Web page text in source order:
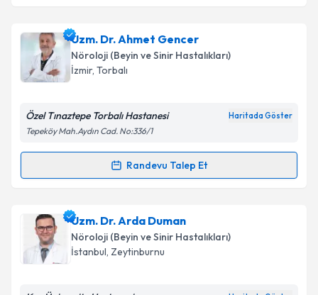
Uzm. Dr. Murat Bulkan için randevu takvimi talebi
oluşturun. Size bu uzmandan randevu almanız için bir
takvim hazırlandığında e-posta ile bilgilendireceğiz.
Kişisel verilerimin işlenmesine ilişkin
Metni'ni okudum ve kişisel verilerimin belirtilen
Takvim Talebini Gönder
Uzm. Dr. Ahmet Gencer
Nöroloji (Beyin ve Sinir Hastalıkları)
İzmir, Torbalı
Özel Tınaztepe Torbalı Hastanesi Haritada Göster
Tepeköy Mah.Aydın Cad. No:336/1
Randevu Talep Et
Randevu Takvimi Talebi
Uzm. Dr. Ahmet Genceriçin randevu takvimi talebi
oluşturun. Size bu uzmandan randevu almanız için bir
takvim hazırlandığında e-posta ile bilgilendireceğiz.
Uzm. Dr. Arda Duman
Nöroloji (Beyin ve Sinir Hastalıkları)
İstanbul, Zeytinburnu